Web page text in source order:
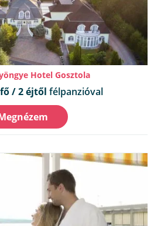
Hotel Gosztola
/ 2 éjtől félpanzióval